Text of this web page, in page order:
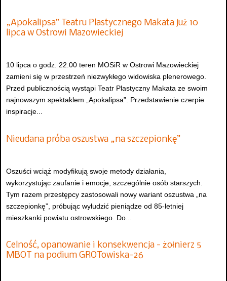
„Apokalipsa” Teatru Plastycznego Makata już 10
lipca w Ostrowi Mazowieckiej
10 lipca o godz. 22.00 teren MOSiR w Ostrowi Mazowieckiej
zamieni się w przestrzeń niezwykłego widowiska plenerowego.
Przed publicznością wystąpi Teatr Plastyczny Makata ze swoim
najnowszym spektaklem „Apokalipsa”. Przedstawienie czerpie
inspiracje...
Nieudana próba oszustwa „na szczepionkę”
Oszuści wciąż modyfikują swoje metody działania,
wykorzystując zaufanie i emocje, szczególnie osób starszych.
Tym razem przestępcy zastosowali nowy wariant oszustwa „na
szczepionkę”, próbując wyłudzić pieniądze od 85-letniej
mieszkanki powiatu ostrowskiego. Do...
Celność, opanowanie i konsekwencja - żołnierz 5
MBOT na podium GROTowiska-26